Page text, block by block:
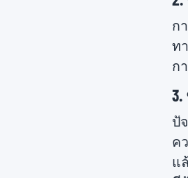
ก
ท
ก
ปั
ค
แ